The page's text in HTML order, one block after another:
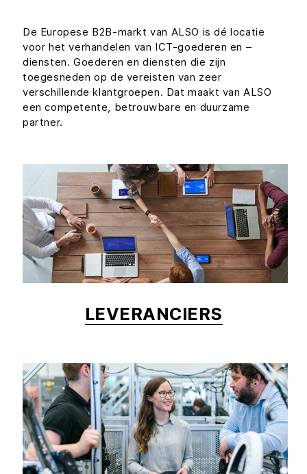
De Europese B2B-markt van ALSO is dé locatie
voor het verhandelen van ICT-goederen en –
diensten. Goederen en diensten die zijn
toegesneden op de vereisten van zeer
verschillende klantgroepen. Dat maakt van ALSO
een competente, betrouwbare en duurzame
partner.
LEVERANCIERS